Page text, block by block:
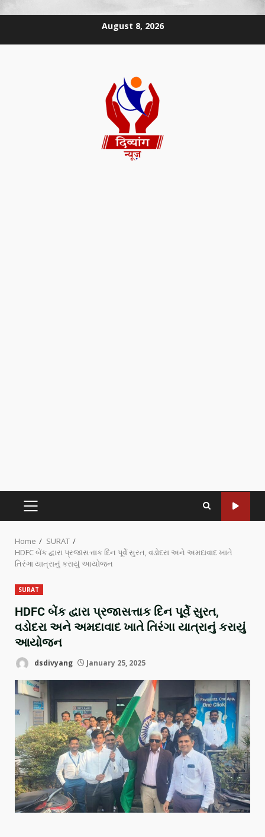
August 8, 2026
Home
SURAT
HDFC બેંક દ્વારા પ્રજાસત્તાક દિન પૂર્વે સુરત, વડોદરા અને અમદાવાદ ખાતે
તિરંગા યાત્રાનું કરાયું આયોજન
SURAT
HDFC બેંક દ્વારા પ્રજાસત્તાક દિન પૂર્વે સુરત,
વડોદરા અને અમદાવાદ ખાતે તિરંગા યાત્રાનું કરાયું
આયોજન
dsdivyang January 25, 2025